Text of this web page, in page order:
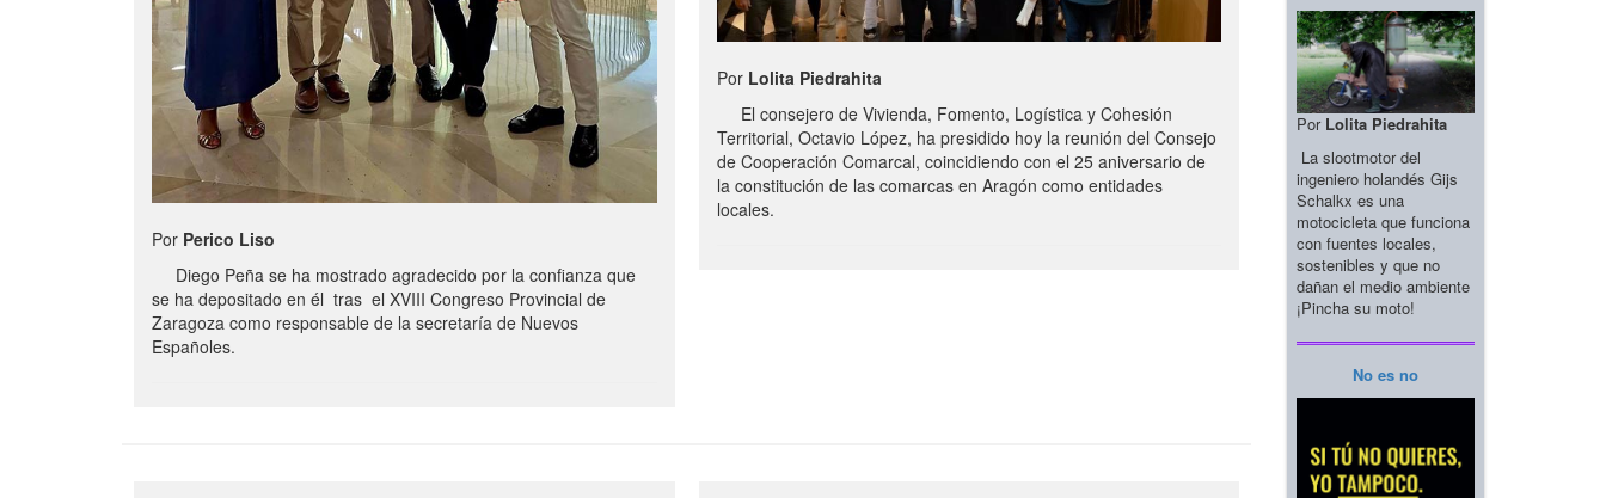
Por Perico Liso
Diego Peña se ha mostrado agradecido por la confianza que
se ha depositado en él tras el XVIII Congreso Provincial de
Zaragoza como responsable de la secretaría de Nuevos
Españoles.
Por Lolita Piedrahita
El consejero de Vivienda, Fomento, Logística y Cohesión
Territorial, Octavio López, ha presidido hoy la reunión del Consejo
de Cooperación Comarcal, coincidiendo con el 25 aniversario de
la constitución de las comarcas en Aragón como entidades
locales.
Por Lolita Piedrahita
La slootmotor del
ingeniero holandés Gijs
Schalkx es una
motocicleta que funciona
con fuentes locales,
sostenibles y que no
dañan el medio ambiente
¡Pincha su moto!
No es no